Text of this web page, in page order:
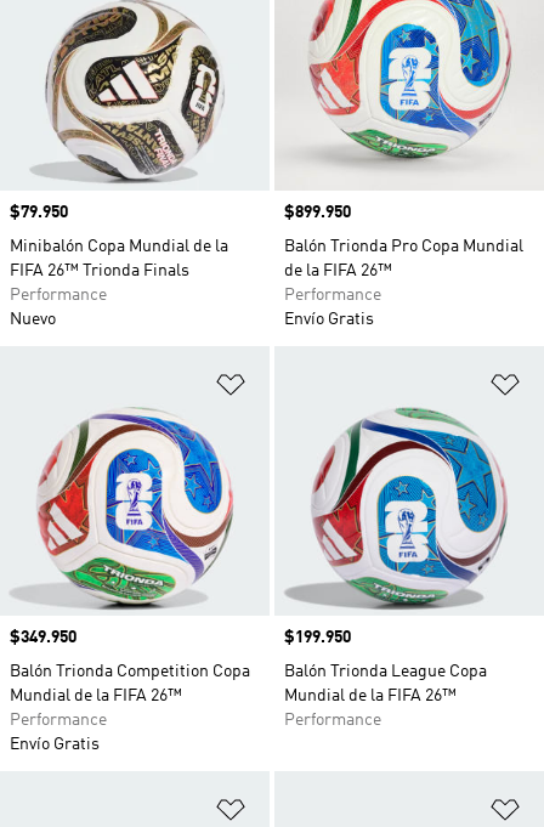
Precio
$79.950
Minibalón Copa Mundial de la
FIFA 26™ Trionda Finals
Performance
Nuevo
Precio
$899.950
Balón Trionda Pro Copa Mundial
de la FIFA 26™
Performance
Envío Gratis
Precio
$349.950
Balón Trionda Competition Copa
Mundial de la FIFA 26™
Performance
Envío Gratis
Precio
$199.950
Balón Trionda League Copa
Mundial de la FIFA 26™
Performance